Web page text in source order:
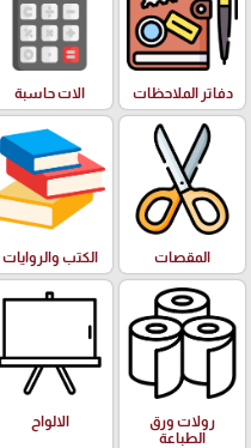
دفاتر الملاحظات الات حاسبة
المقصات الكتب والروايات
رولات ورق
الطباعة
الالواح